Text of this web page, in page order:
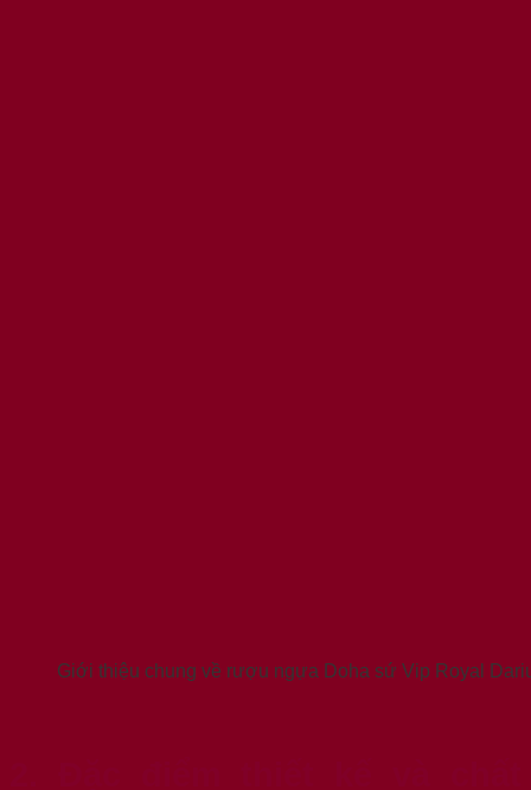
Giới thiệu chung về rượu ngựa Doha sứ Vip Royal